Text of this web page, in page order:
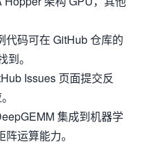
代码可在 GitHub 仓库的
。
Issues 页面提交反
集成到机器学
运算能力。